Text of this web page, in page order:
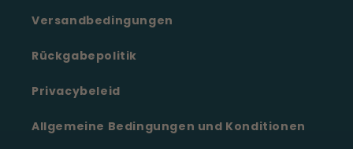
Versandbedingungen
Rückgabepolitik
Privacybeleid
Allgemeine Bedingungen und Konditionen